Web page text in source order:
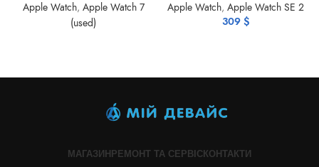
Apple Watch, Apple Watch 7
(used)
Apple Watch, Apple Watch SE 2
309 $
МАГАЗИНРЕМОНТ ТА СЕРВІСКОНТАКТИ